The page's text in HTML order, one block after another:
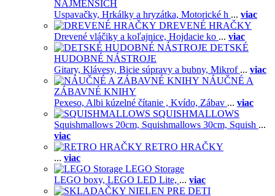
NAJMENŠÍCH
Uspavačky, Hrkálky a hryzátka, Motorické h ... viac
DREVENÉ HRAČKY
Drevené vláčiky a koľajnice, Hojdacie ko ... viac
DETSKÉ
HUDOBNÉ NÁSTROJE
Gitary, Klávesy, Bicie súpravy a bubny, Mikrof ... viac
NÁUČNÉ A
ZÁBAVNÉ KNIHY
Pexeso, Albi kúzelné čítanie , Kvído, Zábav ... viac
SQUISHMALLOWS
Squishmallows 20cm, Squishmallows 30cm, Squish ...
viac
RETRO HRAČKY
... viac
LEGO Storage
LEGO boxy, LEGO LED Lite, ... viac